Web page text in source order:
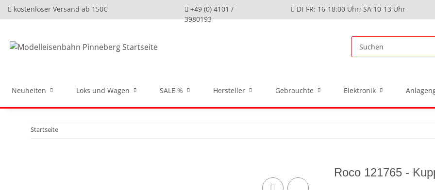
kostenloser Versand ab 150€
+49 (0) 4101 /
3980193
DI-FR: 16-18:00 Uhr; SA 10-13 Uhr
Neuheiten Loks und Wagen SALE % Hersteller Gebrauchte Elektronik
Startseite
Roco 121765 -